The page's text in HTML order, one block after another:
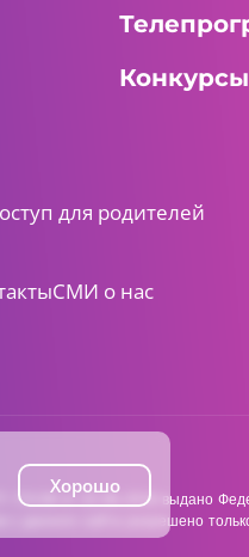
Конкурсы
для родителей
СМИ о нас
от 22.06.2018 выдано
данного сайта разрешено
Хорошо